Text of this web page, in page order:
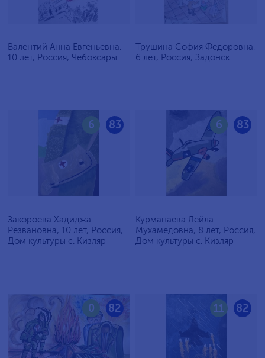
Валентий Анна Евгеньевна,
10 лет, Россия, Чебоксары
Трушина София Федоровна,
6 лет, Россия, Задонск
83
6
Закороева Хадиджа
Резвановна, 10 лет, Россия,
Дом культуры с. Кизляр
83
6
Курманаева Лейла
Мухамедовна, 8 лет, Россия,
Дом культуры с. Кизляр
82
0 82
11